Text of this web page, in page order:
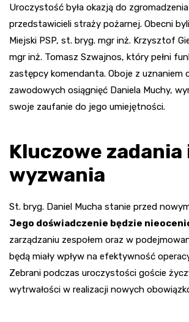
Uroczystość była okazją do
przedstawicieli straży pożarnej. Obecni
Miejski PSP, st. bryg. mgr inż. Krzysztof
mgr inż. Tomasz Szwajnos, który pełni
zastępcy komendanta. Oboje z uznaniem
zawodowych osiągnięć Daniela Muchy,
swoje zaufanie do jego umiejętności.
Kluczowe zadania
wyzwania
St. bryg. Daniel Mucha stanie przed
Jego doświadczenie będzie
zarządzaniu zespołem oraz w
będą miały wpływ na efektywność
Zebrani podczas uroczystości goście
wytrwałości w realizacji nowych